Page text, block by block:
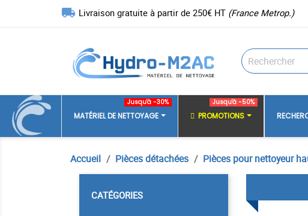
local_shipping Livraison gratuite à partir de 250€ HT (France Metrop.)
MATÉRIEL DE NETTOYAGE
Jusqu'à -30%
PROMOTIONS
Jusqu'à -50%
Accueil Pièces détachées Pièces pour nettoyeur
CATÉGORIES